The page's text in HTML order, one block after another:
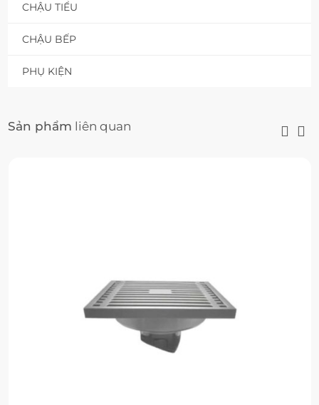
CHẬU TIỂU
CHẬU BẾP
PHỤ KIỆN
Sản phẩm liên quan